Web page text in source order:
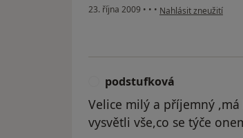
23. října 2009 • • • podle názoru
Nahlásit zneužití
podstufková
Velice milý a příjemný
vysvětli vše,co se týče